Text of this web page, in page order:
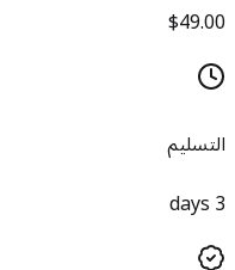
$49.00
التسليم
3 days